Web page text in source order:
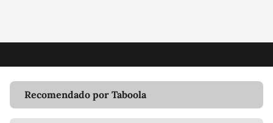
Recomendado por Taboola